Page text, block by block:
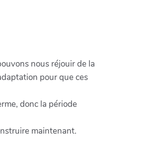
nous réjouir de la
pour que ces
donc la période
maintenant.